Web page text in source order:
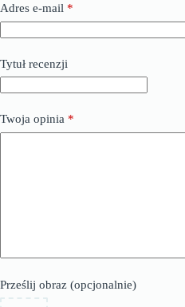
Adres e-mail *
Tytuł recenzji
Twoja opinia *
Prześlij obraz (opcjonalnie)